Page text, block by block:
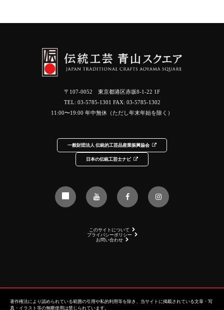
〒107-0052 東京都港区赤坂8-1-22 1F
TEL: 03-5785-1301 FAX: 03-5785-1302
11:00〜19:00 年中無休（ただし年末年始を除く）
一般財団法人 伝統的工芸品産業振興協会
日本の伝統工芸士ナビ
このサイトについて
プライバシーポリシー
お問い合わせ
著作権法により認められている範囲の引用や私的利用等を除き、当サイトに掲載されている文章・写
真・イラスト等の無断使用は禁じられています。